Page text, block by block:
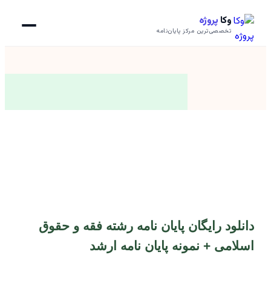
وکا پروژه
تخصصی‌ترین مرکز پایان‌نامه
دانلود رایگان پایان نامه رشته فقه و حقوق
اسلامی + نمونه پایان نامه ارشد